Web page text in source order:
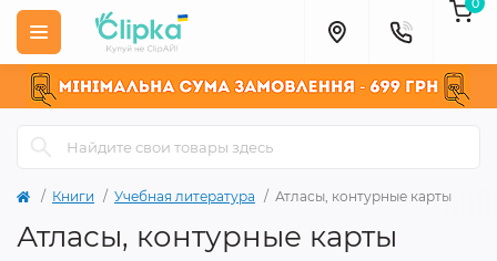
Книги Учебная литература Атласы, контурные карты
Атласы, контурные карты